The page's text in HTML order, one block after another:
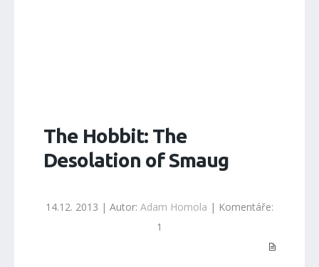
The Hobbit: The
Desolation of Smaug
14.12. 2013 | Autor: Adam Homola | Komentáře:
1